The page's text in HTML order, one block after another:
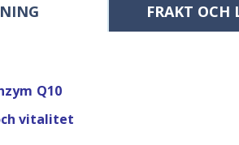
FRAKT OCH
Q10
vitalitet